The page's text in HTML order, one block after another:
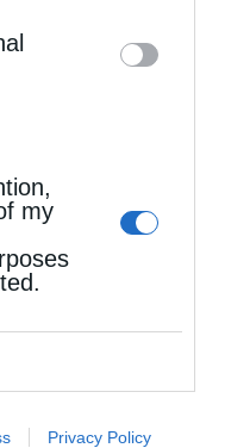
my
Privacy Policy
“Πες μου
είναι αυτός που